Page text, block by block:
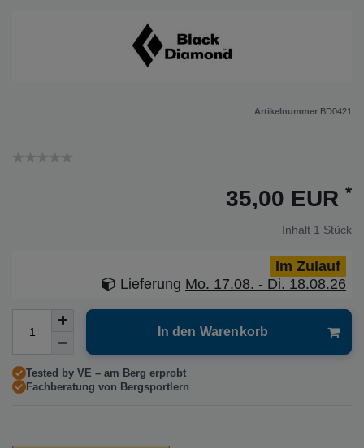
Artikelnummer BD0421
35,00 EUR *
Inhalt 1 Stück
Im Zulauf
Lieferung Mo. 17.08. - Di. 18.08.26
In den Warenkorb
Tested by VE – am Berg erprobt
Fachberatung von Bergsportlern